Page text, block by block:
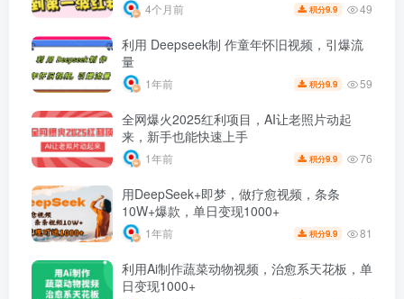
4个月前 积分9.9 49
利用 Deepseek制 作童年怀旧视频，引爆流
量
1年前 积分9.9 59
全网爆火2025红利项目，AI让老照片动起
来，新手也能快速上手
1年前 积分9.9 76
用DeepSeek+即梦，做疗愈视频，条条
10W+爆款，单日变现1000+
1年前 积分9.9 81
利用Ai制作蔬菜动物视频，治愈系天花板，单
日变现1000+